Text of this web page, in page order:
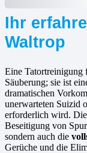
Ihr
Waltrop
Eine Tatortreinigung
Säuberung; sie ist
dramatischen
unerwarteten Suizid
erforderlich wird.
Beseitigung von
sondern auch die
Gerüche und die